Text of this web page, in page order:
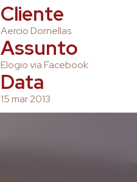
Cliente
Aercio Dornellas
Assunto
Elogio via Facebook
Data
15 mar 2013